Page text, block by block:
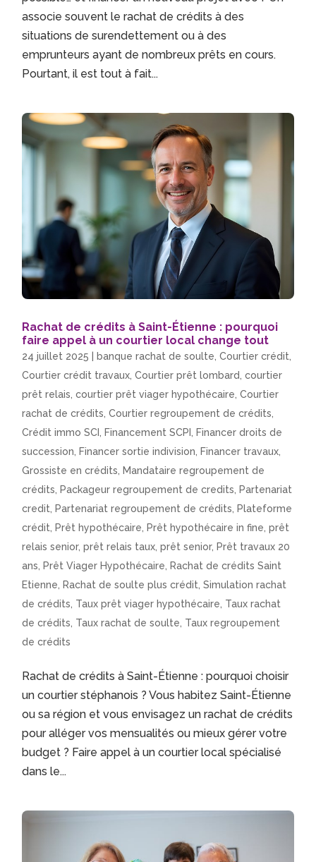
associe souvent le rachat de crédits à des
situations de surendettement ou à des
emprunteurs ayant de nombreux prêts en cours.
Pourtant, il est tout à fait...
Rachat de crédits à Saint-Étienne : pourquoi
faire appel à un courtier local change tout
24 juillet 2025 banque rachat de soulte ,Courtier crédit
Courtier crédit travaux ,Courtier prêt lombard ,courtier
prêt relais ,courtier prêt viager hypothécaire ,Courtier
rachat de crédits ,Courtier regroupement de crédits
Crédit immo SCI
Financement SCPI
Financer droits de
succession
Financer sortie indivision Financer travaux
Grossiste en crédits
Mandataire regroupement de
crédits
Packageur regroupement de credits
Partenariat
credit
Partenariat regroupement de crédits
Plateforme
crédit
Prêt hypothécaire Prêt hypothécaire in fine ,prêt
relais senior,prêt relais taux ,prêt senior, Prêt travaux 20
ans
Prêt Viager Hypothécaire
Rachat de crédits Saint
Etienne
Rachat de soulte plus crédit ,Simulation rachat
de crédits Taux prêt viager hypothécaire Taux rachat
de crédits Taux rachat de soulte Taux regroupement
de crédits
Rachat de crédits à Saint-Étienne : pourquoi choisir
un courtier stéphanois ? Vous habitez Saint-Étienne
ou sa région et vous envisagez un rachat de crédits
pour alléger vos mensualités ou mieux gérer votre
budget ? Faire appel à un courtier local spécialisé
dans le...